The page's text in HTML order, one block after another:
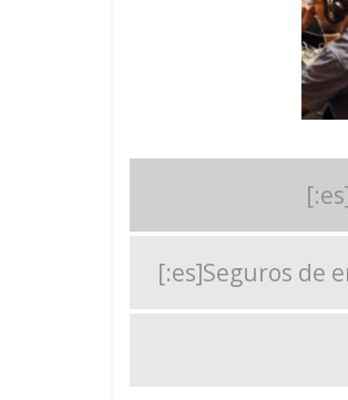
[:es]Seguros de